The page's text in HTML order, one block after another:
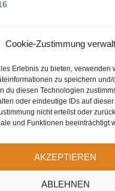
Cookie-Zustimmung
Erlebnis zu bieten, verwenden
zu speichern und/
du diesen Technologien
oder eindeutige IDs auf
nicht erteilst oder
und Funktionen beeinträchtigt
AKZEPTIEREN
ABLEHNEN